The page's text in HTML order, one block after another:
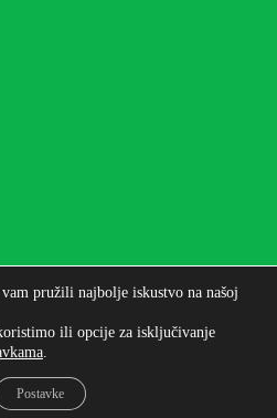
Osnovna škola bana Josipa
Zagreb
pružili najbolje iskustvo na našoj
ili opcije za isključivanje
.
Postavke